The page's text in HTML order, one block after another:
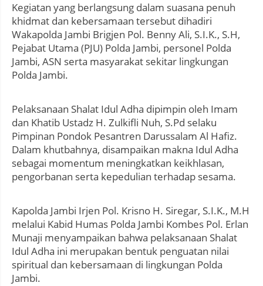
Kegiatan yang berlangsung dalam suasana penuh
khidmat dan kebersamaan tersebut dihadiri
Wakapolda Jambi Brigjen Pol. Benny Ali, S.I.K., S.H,
Pejabat Utama (PJU) Polda Jambi, personel Polda
Jambi, ASN serta masyarakat sekitar lingkungan
Polda Jambi.
Pelaksanaan Shalat Idul Adha dipimpin oleh Imam
dan Khatib Ustadz H. Zulkifli Nuh, S.Pd selaku
Pimpinan Pondok Pesantren Darussalam Al Hafiz.
Dalam khutbahnya, disampaikan makna Idul Adha
sebagai momentum meningkatkan keikhlasan,
pengorbanan serta kepedulian terhadap sesama.
Kapolda Jambi Irjen Pol. Krisno H. Siregar, S.I.K., M.H
melalui Kabid Humas Polda Jambi Kombes Pol. Erlan
Munaji menyampaikan bahwa pelaksanaan Shalat
Idul Adha ini merupakan bentuk penguatan nilai
spiritual dan kebersamaan di lingkungan Polda
Jambi.